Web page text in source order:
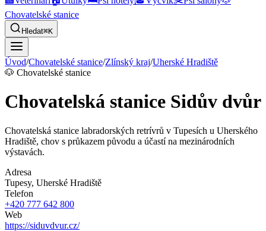
Chovatelské stanice
Hledat⌘K
Úvod/Chovatelské stanice/Zlínský kraj/Uherské Hradiště
🐶 Chovatelské stanice
Chovatelská stanice Sidův dvůr
Chovatelská stanice labradorských retrívrů v Tupesích u Uherského
Hradiště, chov s průkazem původu a účastí na mezinárodních
výstavách.
Adresa
Tupesy, Uherské Hradiště
Telefon
+420 777 642 800
Web
https://siduvdvur.cz/